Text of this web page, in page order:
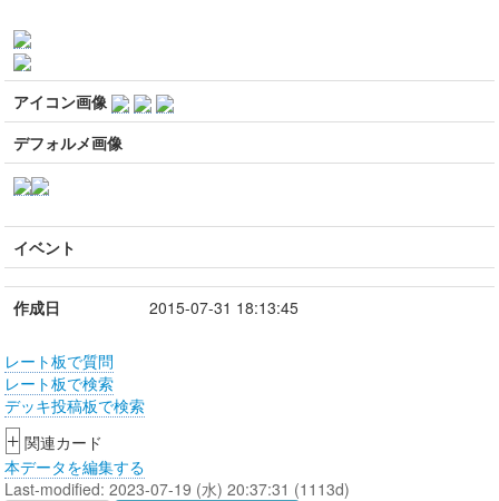
アイコン画像
デフォルメ画像
イベント
作成日 2015-07-31 18:13:45
レート板で質問
レート板で検索
デッキ投稿板で検索
+ 関連カード
本データを編集する
Last-modified: 2023-07-19 (水) 20:37:31 (1113d)